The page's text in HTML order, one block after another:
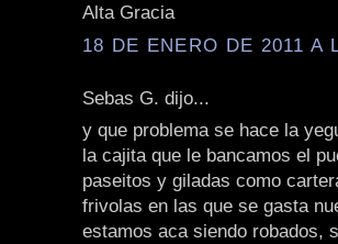
Alta Gracia
18 DE ENERO DE 2011 A
Sebas G. dijo...
y que problema se hace la
la cajita que le bancamos el
paseitos y giladas como
frivolas en las que se gasta
estamos aca siendo robados,